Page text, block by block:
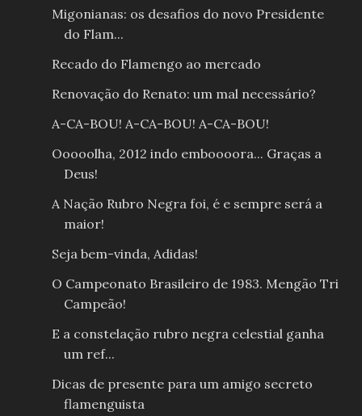
Migonianas: os desafios do novo Presidente
do Flam...
Recado do Flamengo ao mercado
Renovação do Renato: um mal necessário?
A-CA-BOU! A-CA-BOU! A-CA-BOU!
Ooooolha, 2012 indo emboooora... Graças a
Deus!
A Nação Rubro Negra foi, é e sempre será a
maior!
Seja bem-vinda, Adidas!
O Campeonato Brasileiro de 1983. Mengão Tri
Campeão!
E a constelação rubro negra celestial ganha
um ref...
Dicas de presente para um amigo secreto
flamenguista